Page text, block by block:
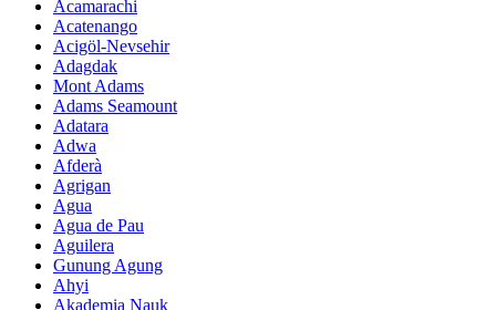
Acamarachi
Acatenango
Acigöl-Nevsehir
Adagdak
Mont Adams
Adams Seamount
Adatara
Adwa
Afderà
Agrigan
Agua
Agua de Pau
Aguilera
Gunung Agung
Ahyi
Akademia Nauk